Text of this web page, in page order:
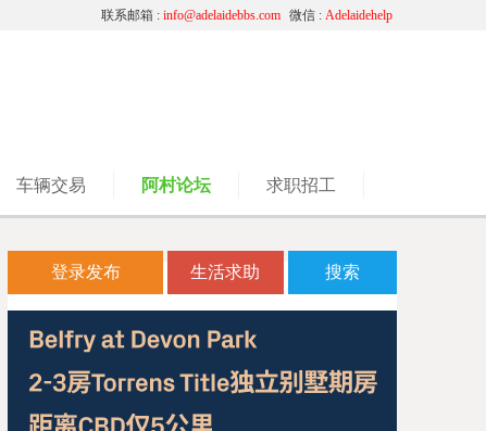
微信 : Adelaidehelp
联系邮箱 : info@adelaidebbs.com
车辆交易 阿村论坛 求职招工
登录发布 生活求助 搜索